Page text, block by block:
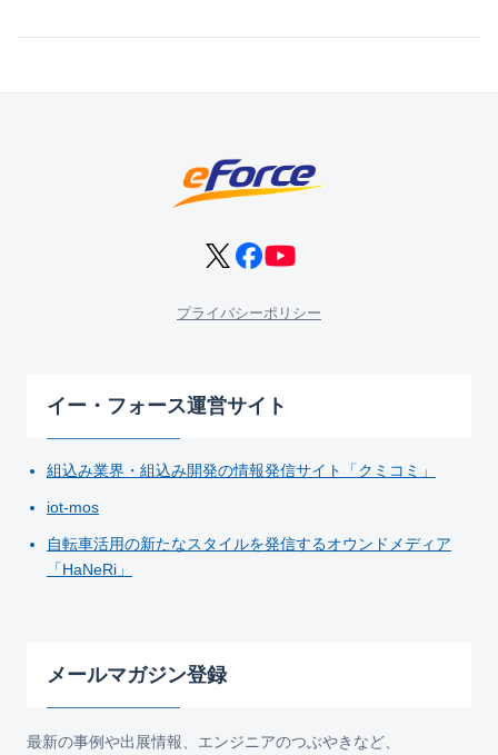
プライバシーポリシー
イー・フォース運営サイト
組込み業界・組込み開発の情報発信サイト「クミコミ」
iot-mos
自転車活用の新たなスタイルを発信するオウンドメディア
「HaNeRi」
メールマガジン登録
最新の事例や出展情報、エンジニアのつぶやきなど、